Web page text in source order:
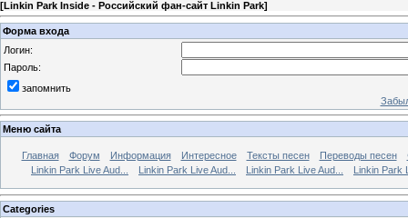
[Linkin Park Inside - Российский фан-сайт Linkin Park]
Форма входа
Логин:
Пароль:
запомнить
Меню сайта
Главная Форум Информация Интересное Тексты песен Переводы песен
Linkin Park Live Aud...
Linkin Park Live Aud... Linkin Park Live Aud... Linkin Park
Categories